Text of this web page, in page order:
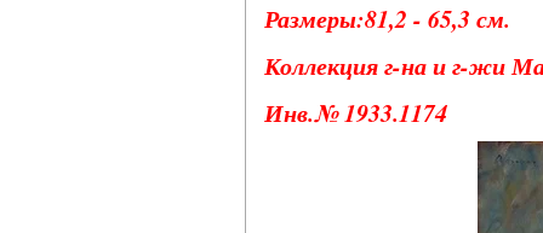
Размеры:81,2 - 65,3 см.
Коллекция г-на и г-жи
Инв.№ 1933.1174